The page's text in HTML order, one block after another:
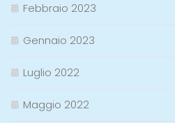
Febbraio 2023
Gennaio 2023
Luglio 2022
Maggio 2022